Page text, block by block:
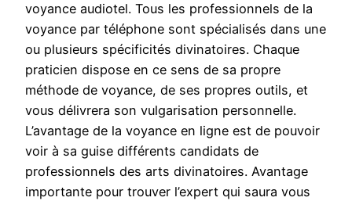
voyance audiotel. Tous les professionnels de la
voyance par téléphone sont spécialisés dans une
ou plusieurs spécificités divinatoires. Chaque
praticien dispose en ce sens de sa propre
méthode de voyance, de ses propres outils, et
vous délivrera son vulgarisation personnelle.
L’avantage de la voyance en ligne est de pouvoir
voir à sa guise différents candidats de
professionnels des arts divinatoires. Avantage
importante pour trouver l’expert qui saura vous